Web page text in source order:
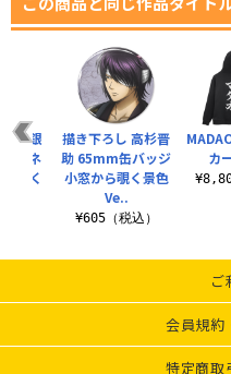
カ
田銀
グネ
覗く
描き下ろし 高杉晋
助 65mm缶バッジ
小窓から覗く景色
Ve..
¥605（税込）
ご
会員規約
特定商取